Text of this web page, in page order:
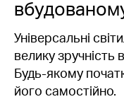
Універсальні
велику зручність
Будь-якому
його самостійно.